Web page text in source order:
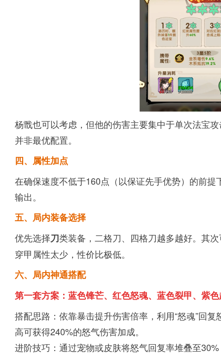
杨戬也可以考虑，但他的伤害主要集中于单次法宝
并非最优配置。
四、属性加点
在确保速度不低于160点（以保证先手优势）的前
输出。
五、局内装备选择
优先选择刀类装备，二格刀、四格刀越多越好。其
穿甲属性太少，性价比极低。
六、局内神通搭配
第一套方案：蓝色锋芒、红色怒魂、蓝色裂甲、紫
搭配思路：依靠暴击提升伤害倍率，利用“怒魂”回
高可获得240%的怒气伤害加成。
进阶技巧：通过宠物或皮肤将怒气回复率堆叠至